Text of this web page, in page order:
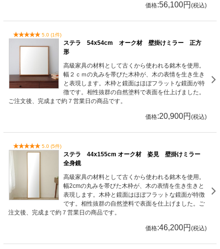
価格:56,100円 (税込)
5.0 (1件)
ステラ 54x54cm オーク材 壁掛けミラー 正方
形
高級家具の材料として古くから使われる銘木を使用。
幅２ｃｍの丸みを帯びた木枠が、木の表情を生き生き
と表現します。木枠と鏡面はほぼフラットな鏡面が特
徴です。相性抜群の自然塗料で表面を仕上げました。
ご注文後、完成まで約７営業日の商品です。
価格:20,900円 (税込)
5.0 (5件)
ステラ 44x155cm オーク材 姿見 壁掛けミラー
全身鏡
高級家具の材料として古くから使われる銘木を使用。
幅2cmの丸みを帯びた木枠が、木の表情を生き生きと
表現します。木枠と鏡面はほぼフラットな鏡面が特徴
です。相性抜群の自然塗料で表面を仕上げました。ご
注文後、完成まで約７営業日の商品です。
価格:46,200円 (税込)